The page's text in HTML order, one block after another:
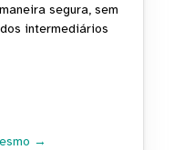
segura, sem
intermediários
→